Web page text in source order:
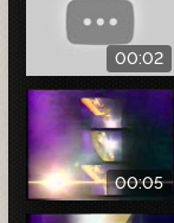
00:02
00:05